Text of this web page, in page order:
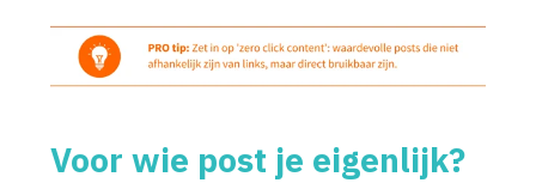
Voor wie post je eigenlijk?